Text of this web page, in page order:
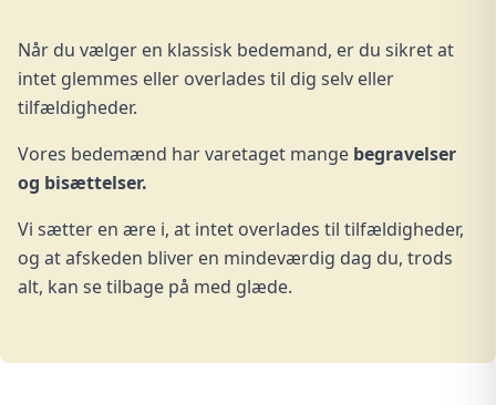
Når du vælger en klassisk bedemand, er du sikret at
intet glemmes eller overlades til dig selv eller
tilfældigheder.
Vores bedemænd har varetaget mange begravelser
og bisættelser.
Vi sætter en ære i, at intet overlades til tilfældigheder,
og at afskeden bliver en mindeværdig dag du, trods
alt, kan se tilbage på med glæde.